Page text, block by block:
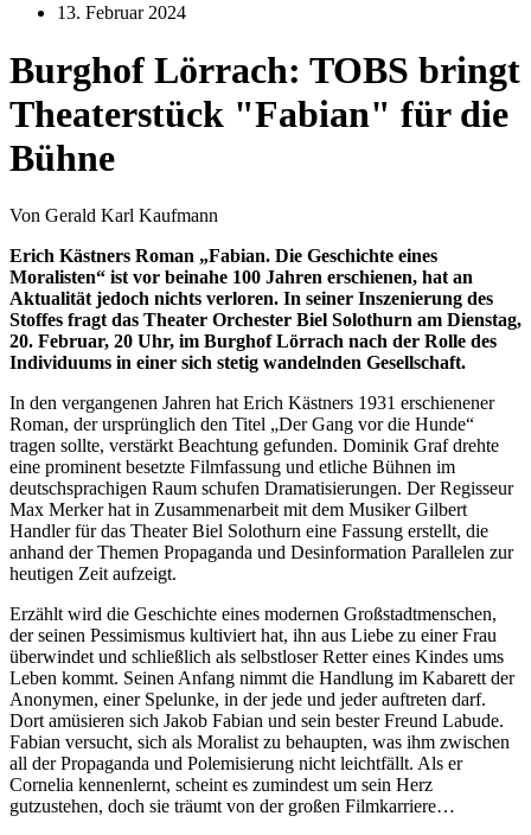
13. Februar 2024
Burghof Lörrach: TOBS bringt
Theaterstück "Fabian" für die
Bühne
Von Gerald Karl Kaufmann
Erich Kästners Roman „Fabian. Die Geschichte eines
Moralisten“ ist vor beinahe 100 Jahren erschienen, hat an
Aktualität jedoch nichts verloren. In seiner Inszenierung des
Stoffes fragt das Theater Orchester Biel Solothurn am Dienstag,
20. Februar, 20 Uhr, im Burghof Lörrach nach der Rolle des
Individuums in einer sich stetig wandelnden Gesellschaft.
In den vergangenen Jahren hat Erich Kästners 1931 erschienener
Roman, der ursprünglich den Titel „Der Gang vor die Hunde“
tragen sollte, verstärkt Beachtung gefunden. Dominik Graf drehte
eine prominent besetzte Filmfassung und etliche Bühnen im
deutschsprachigen Raum schufen Dramatisierungen. Der Regisseur
Max Merker hat in Zusammenarbeit mit dem Musiker Gilbert
Handler für das Theater Biel Solothurn eine Fassung erstellt, die
anhand der Themen Propaganda und Desinformation Parallelen zur
heutigen Zeit aufzeigt.
Erzählt wird die Geschichte eines modernen Großstadtmenschen,
der seinen Pessimismus kultiviert hat, ihn aus Liebe zu einer Frau
überwindet und schließlich als selbstloser Retter eines Kindes ums
Leben kommt. Seinen Anfang nimmt die Handlung im Kabarett der
Anonymen, einer Spelunke, in der jede und jeder auftreten darf.
Dort amüsieren sich Jakob Fabian und sein bester Freund Labude.
Fabian versucht, sich als Moralist zu behaupten, was ihm zwischen
all der Propaganda und Polemisierung nicht leichtfällt. Als er
Cornelia kennenlernt, scheint es zumindest um sein Herz
gutzustehen, doch sie träumt von der großen Filmkarriere…